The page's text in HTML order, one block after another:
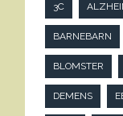
3C
BARNEBARN
BLOMSTER
DEMENS